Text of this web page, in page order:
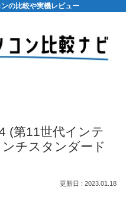
の比較や実機レビュー
(第11世代インテ
チスタンダード
2023.01.18